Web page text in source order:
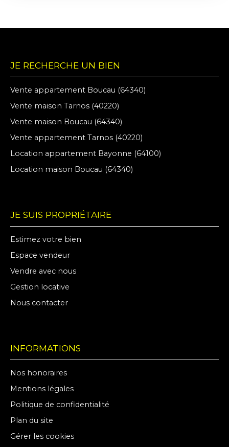
JE RECHERCHE UN BIEN
Vente appartement Boucau (64340)
Vente maison Tarnos (40220)
Vente maison Boucau (64340)
Vente appartement Tarnos (40220)
Location appartement Bayonne (64100)
Location maison Boucau (64340)
JE SUIS PROPRIÉTAIRE
Estimez votre bien
Espace vendeur
Vendre avec nous
Gestion locative
Nous contacter
INFORMATIONS
Nos honoraires
Mentions légales
Politique de confidentialité
Plan du site
Gérer les cookies